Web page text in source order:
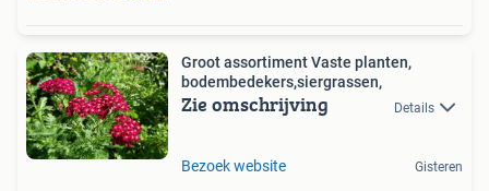
Groot assortiment Vaste planten,
bodembedekers,siergrassen,
Zie omschrijving Details
Bezoek website Gisteren